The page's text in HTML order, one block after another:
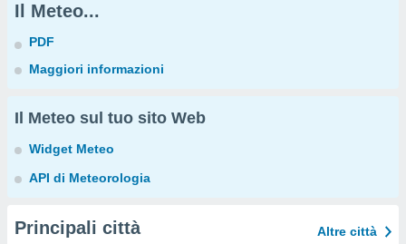
Il Meteo...
PDF
Maggiori informazioni
Il Meteo sul tuo sito Web
Widget Meteo
API di Meteorologia
Principali città Altre città